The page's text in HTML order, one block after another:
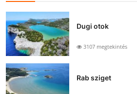
Dugi otok
3107 megtekintés
Rab sziget